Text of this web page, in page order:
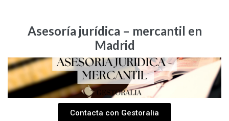
Asesoría jurídica – mercantil en
Madrid
Contacta con Gestoralia